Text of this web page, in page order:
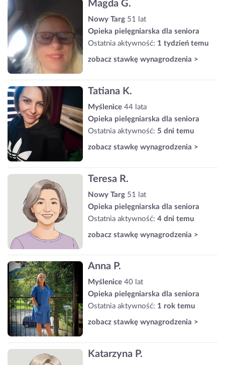
Magda G.
Nowy Targ 51 lat
Opieka pielęgniarska dla seniora
Ostatnia aktywność: 1 tydzień temu
zobacz stawkę wynagrodzenia >
Tatiana K.
Myślenice 44 lata
Opieka pielęgniarska dla seniora
Ostatnia aktywność: 5 dni temu
zobacz stawkę wynagrodzenia >
Teresa R.
Nowy Targ 51 lat
Opieka pielęgniarska dla seniora
Ostatnia aktywność: 4 dni temu
zobacz stawkę wynagrodzenia >
Anna P.
Myślenice 40 lat
Opieka pielęgniarska dla seniora
Ostatnia aktywność: 1 rok temu
zobacz stawkę wynagrodzenia >
Katarzyna P.